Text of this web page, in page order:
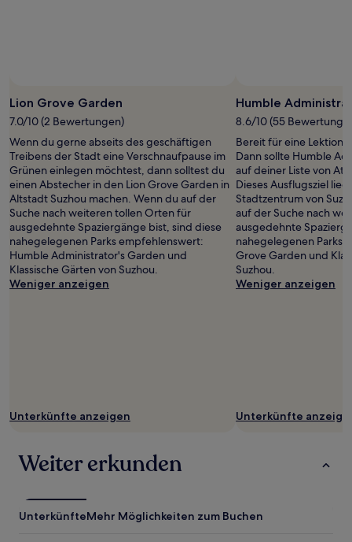
Lion Grove Garden
7.0/10 (2 Bewertungen)
Wenn du gerne abseits des geschäftigen
Treibens der Stadt eine Verschnaufpause im
Grünen einlegen möchtest, dann solltest du
einen Abstecher in den Lion Grove Garden in
Altstadt Suzhou machen. Wenn du auf der
Suche nach weiteren tollen Orten für
ausgedehnte Spaziergänge bist, sind diese
nahegelegenen Parks empfehlenswert:
Humble Administrator's Garden und
Klassische Gärten von Suzhou.
Weniger anzeigen
Unterkünfte anzeigen
Humble
8.6/10 (55
Bereit für eine Lektion
Dann sollte Humble
auf deiner Liste von
Dieses Ausflugsziel
Stadtzentrum von
auf der Suche nach
ausgedehnte
nahegelegenen Parks
Grove Garden und
Suzhou.
Weniger anzeigen
Unterkünfte
Weiter erkunden
UnterkünfteMehr Möglichkeiten zum Buchen